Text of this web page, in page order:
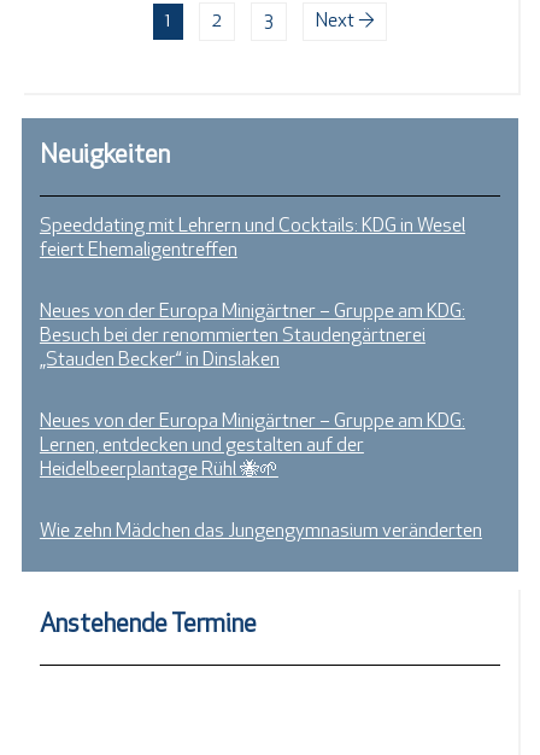
1 2 3 Next →
Neuigkeiten
Speeddating mit Lehrern und Cocktails: KDG in Wesel
feiert Ehemaligentreffen
Neues von der Europa Minigärtner – Gruppe am KDG:
Besuch bei der renommierten Staudengärtnerei
„Stauden Becker“ in Dinslaken
Neues von der Europa Minigärtner – Gruppe am KDG:
Lernen, entdecken und gestalten auf der
Heidelbeerplantage Rühl 🐝🌱
Wie zehn Mädchen das Jungengymnasium veränderten
Anstehende Termine